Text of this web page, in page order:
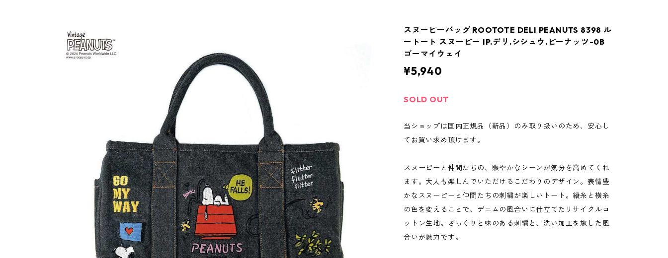
スヌーピーバッグ ROOTOTE DELI PEANUTS 8398 ル
ートート スヌーピー IP.デリ.シシュウ.ピーナッツ-0B
ゴーマイウェイ
¥5,940
SOLD OUT
当ショップは国内正規品（新品）のみ取り扱いのため、安心し
てお買い求め頂けます。
スヌーピーと仲間たちの、賑やかなシーンが気分を高めてくれ
ます。大人も楽しんでいただけるこだわりのデザイン。表情豊
かなスヌーピーと仲間たちの刺繍が楽しいトート。縦糸と横糸
の色を変えることで、デニムの風合いに仕立てたリサイクルコ
ットン生地。ざっくりと味のある刺繍と、洗い加工を施した風
合いが魅力です。